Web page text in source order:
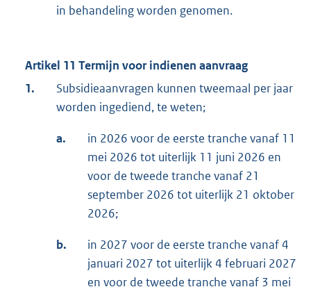
in behandeling worden genomen.
Artikel 11 Termijn voor indienen aanvraag
1.
Subsidieaanvragen kunnen tweemaal per jaar
worden ingediend, te weten;
a.
in 2026 voor de eerste tranche vanaf 11
mei 2026 tot uiterlijk 11 juni 2026 en
voor de tweede tranche vanaf 21
september 2026 tot uiterlijk 21 oktober
2026;
b.
in 2027 voor de eerste tranche vanaf 4
januari 2027 tot uiterlijk 4 februari 2027
en voor de tweede tranche vanaf 3 mei